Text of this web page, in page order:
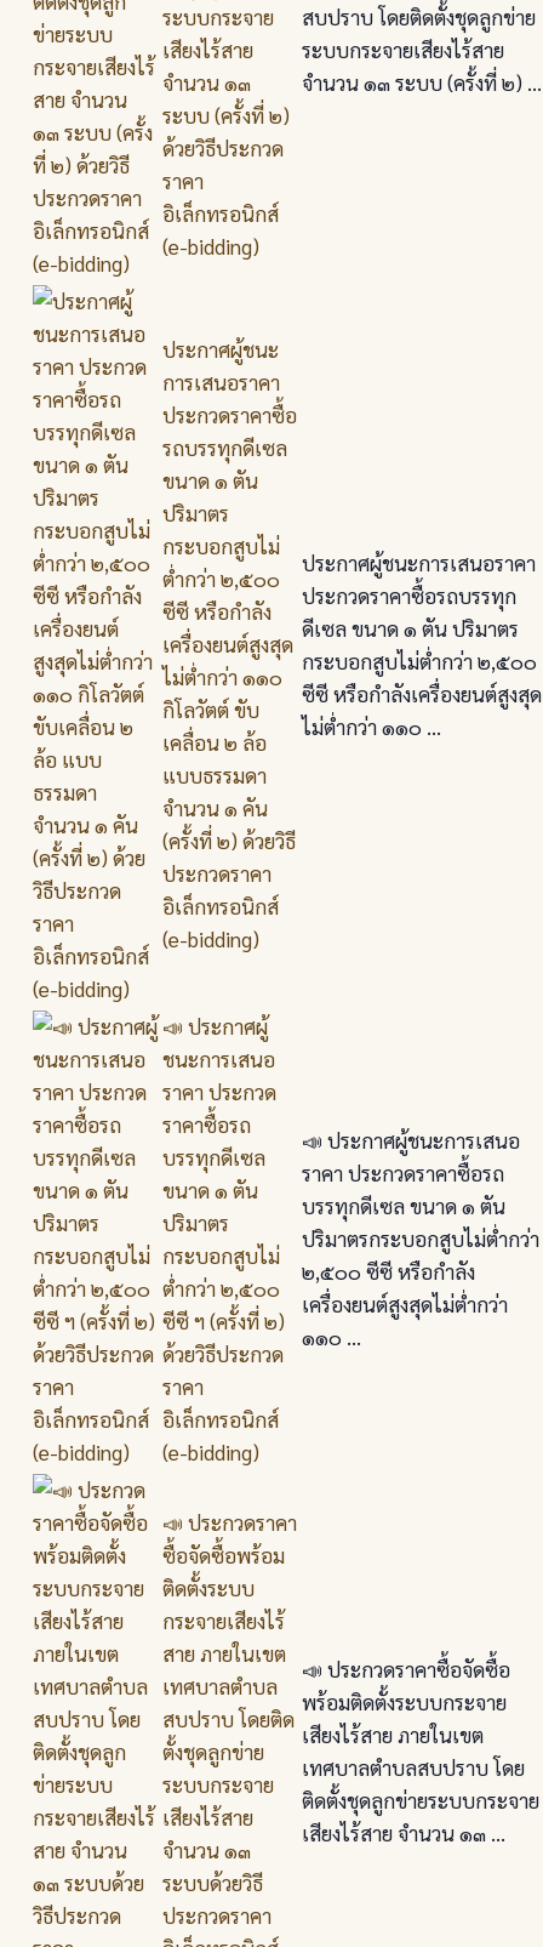
ระบบกระจาย
เสียงไร้สาย
จำนวน ๑๓
ระบบ (ครั้งที่ ๒)
ด้วยวิธีประกวด
ราคา
อิเล็กทรอนิกส์
(e-bidding)
สบปราบ โดยติดตั้งชุดลูกข่าย
ระบบกระจายเสียงไร้สาย
จำนวน ๑๓ ระบบ (ครั้งที่ ๒) ...
ประกาศผู้ชนะ
การเสนอราคา
ประกวดราคาซื้อ
รถบรรทุกดีเซล
ขนาด ๑ ตัน
ปริมาตร
กระบอกสูบไม่
ต่ำกว่า ๒,๕๐๐
ซีซี หรือกำลัง
เครื่องยนต์สูงสุด
ไม่ต่ำกว่า ๑๑๐
กิโลวัตต์ ขับ
เคลื่อน ๒ ล้อ
แบบธรรมดา
จำนวน ๑ คัน
(ครั้งที่ ๒) ด้วยวิธี
ประกวดราคา
อิเล็กทรอนิกส์
(e-bidding)
ประกาศผู้ชนะการเสนอราคา
ประกวดราคาซื้อรถบรรทุก
ดีเซล ขนาด ๑ ตัน ปริมาตร
กระบอกสูบไม่ต่ำกว่า ๒,๕๐๐
ซีซี หรือกำลังเครื่องยนต์สูงสุด
ไม่ต่ำกว่า ๑๑๐ ...
📣 ประกาศผู้
ชนะการเสนอ
ราคา ประกวด
ราคาซื้อรถ
บรรทุกดีเซล
ขนาด ๑ ตัน
ปริมาตร
กระบอกสูบไม่
ต่ำกว่า ๒,๕๐๐
ซีซี ฯ (ครั้งที่ ๒)
ด้วยวิธีประกวด
ราคา
อิเล็กทรอนิกส์
(e-bidding)
📣 ประกาศผู้ชนะการเสนอ
ราคา ประกวดราคาซื้อรถ
บรรทุกดีเซล ขนาด ๑ ตัน
ปริมาตรกระบอกสูบไม่ต่ำกว่า
๒,๕๐๐ ซีซี หรือกำลัง
เครื่องยนต์สูงสุดไม่ต่ำกว่า
๑๑๐ ...
📣 ประกวดราคา
ซื้อจัดซื้อพร้อม
ติดตั้งระบบ
กระจายเสียงไร้
สาย ภายในเขต
เทศบาลตำบล
สบปราบ โดยติด
ตั้งชุดลูกข่าย
ระบบกระจาย
เสียงไร้สาย
จำนวน ๑๓
ระบบด้วยวิธี
ประกวดราคา
📣 ประกวดราคาซื้อจัดซื้อ
พร้อมติดตั้งระบบกระจาย
เสียงไร้สาย ภายในเขต
เทศบาลตำบลสบปราบ โดย
ติดตั้งชุดลูกข่ายระบบกระจาย
เสียงไร้สาย จำนวน ๑๓ ...